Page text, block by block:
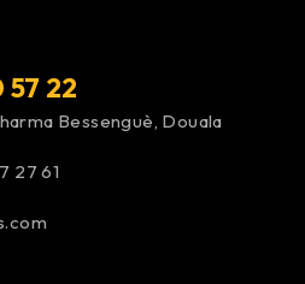
57 22
Bessenguè, Douala
27 61